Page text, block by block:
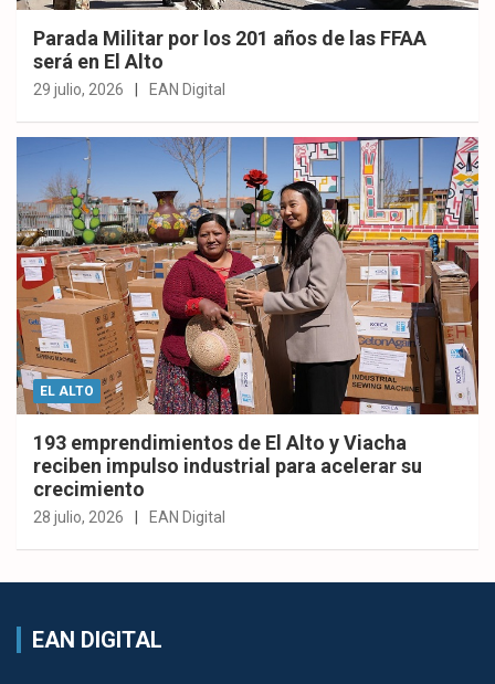
Parada Militar por los 201 años de las FFAA
será en El Alto
29 julio, 2026 EAN Digital
EL ALTO
193 emprendimientos de El Alto y Viacha
reciben impulso industrial para acelerar su
crecimiento
28 julio, 2026 EAN Digital
EAN DIGITAL